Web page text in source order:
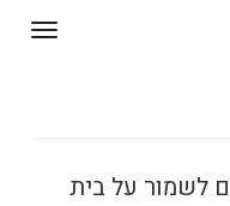
לשמור על בית